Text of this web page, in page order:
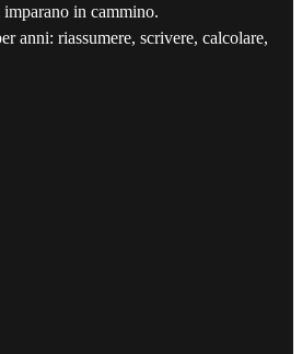
in cammino.
anni: riassumere, scrivere, calcolare,